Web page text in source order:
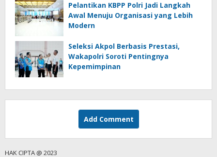
Pelantikan KBPP Polri Jadi Langkah
Awal Menuju Organisasi yang Lebih
Modern
Seleksi Akpol Berbasis Prestasi,
Wakapolri Soroti Pentingnya
Kepemimpinan
Add Comment
HAK CIPTA @ 2023